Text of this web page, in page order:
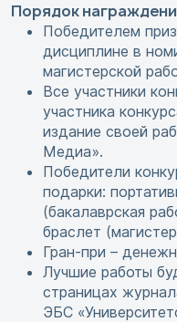
Порядок
Победителем
дисциплине в
магистерской
Все участники
участника
издание своей
Медиа».
Победители
подарки:
(бакалаврская
браслет
Гран-при –
Лучшие работы
страницах
ЭБС